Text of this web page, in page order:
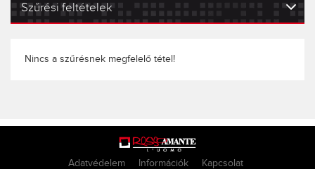
Szűrési feltételek
Nincs a szűrésnek megfelelő tétel!
Adatvédelem Információk Kapcsolat